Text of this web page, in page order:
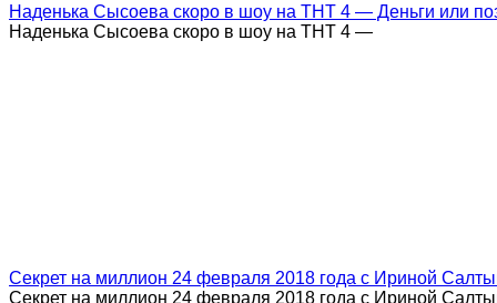
Наденька Сысоева скоро в шоу на ТНТ 4 — Деньги или
Наденька Сысоева скоро в шоу на ТНТ 4 —
Секрет на миллион 24 февраля 2018 года с Ириной
Секрет на миллион 24 февраля 2018 года с Ириной